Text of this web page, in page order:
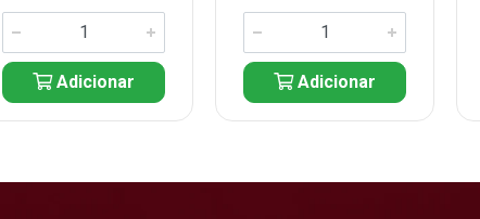
Adicionar Adicionar